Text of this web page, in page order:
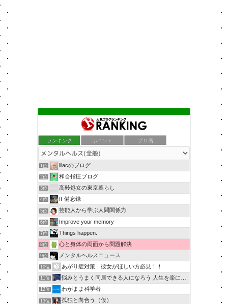
ランキング ポイント ブロ画
1位 lilacのブログ
2位 和合指圧ブログ
3位 高齢処女の東京暮らし
4位 IF備忘録
5位 芸能人から学ぶ人間関係力
6位 Improve your memory
7位 Things happen.
8位 心と身体の両面から問題解決
9位 メンタルヘルスニュース
10位 あがり症対策 彼女がほしい方必見！！
11位 悩みとうまく同居できる人になろう 人生を楽に生きる簡単な…
12位 わがまま科学者
13位 孤独と向合う（仮）